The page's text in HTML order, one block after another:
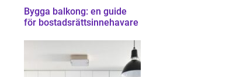
Bygga balkong: en guide
för bostadsrättsinnehavare